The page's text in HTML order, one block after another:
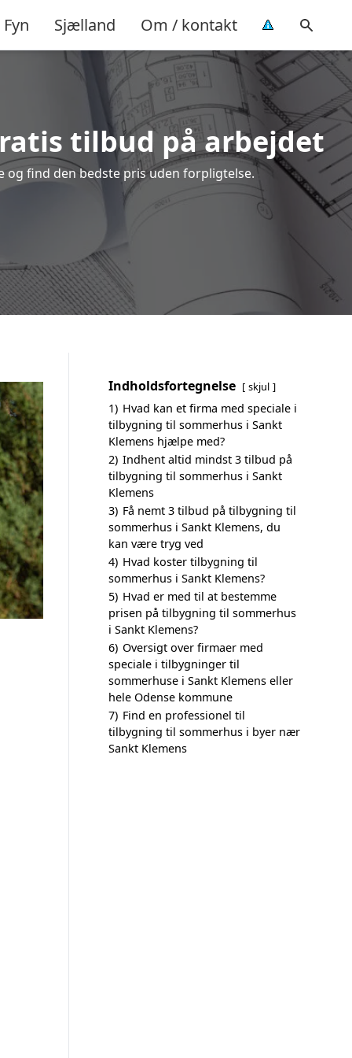
Fyn Sjælland Om / kontakt
tilbud på arbejdet
find den bedste pris uden forpligtelse.
Indholdsfortegnelse skjul
1) Hvad kan et firma med speciale i
tilbygning til sommerhus i Sankt
Klemens hjælpe med?
2) Indhent altid mindst 3 tilbud på
tilbygning til sommerhus i Sankt
Klemens
3) Få nemt 3 tilbud på tilbygning til
sommerhus i Sankt Klemens, du
kan være tryg ved
4) Hvad koster tilbygning til
sommerhus i Sankt Klemens?
5) Hvad er med til at bestemme
prisen på tilbygning til sommerhus
i Sankt Klemens?
6) Oversigt over firmaer med
speciale i tilbygninger til
sommerhuse i Sankt Klemens eller
hele Odense kommune
7) Find en professionel til
tilbygning til sommerhus i byer nær
Sankt Klemens